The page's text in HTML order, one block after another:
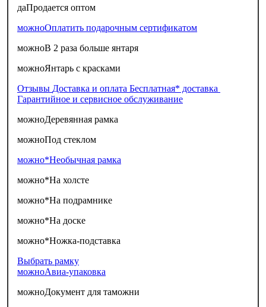
даПродается оптом
можноОплатить подарочным сертификатом
можноВ 2 раза больше янтаря
можноЯнтарь с красками
Отзывы Доставка и оплата Бесплатная* доставка
Гарантийное и сервисное обслуживание
можноДеревянная рамка
можноПод стеклом
можно*Необычная рамка
можно*На холсте
можно*На подрамнике
можно*На доске
можно*Ножка-подставка
Выбрать рамку
можноАвиа-упаковка
можноДокумент для таможни